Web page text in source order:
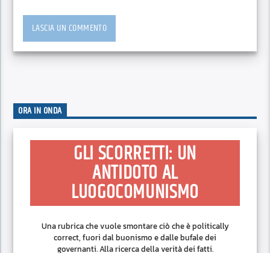
ORA IN ONDA
GLI SCORRETTI: UN
ANTIDOTO AL
LUOGOCOMUNISMO
Una rubrica che vuole smontare ciò che è politically
correct, fuori dal buonismo e dalle bufale dei
governanti. Alla ricerca della verità dei fatti.